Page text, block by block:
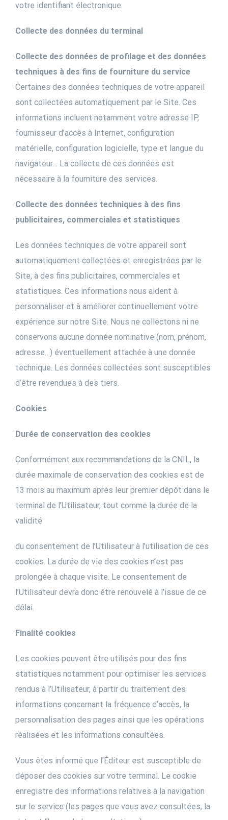
votre identifiant électronique.
Collecte des données du terminal
Collecte des données de profilage et des données
techniques à des fins de fourniture du service
Certaines des données techniques de votre appareil
sont collectées automatiquement par le Site. Ces
informations incluent notamment votre adresse IP,
fournisseur d’accès à Internet, configuration
matérielle, configuration logicielle, type et langue du
navigateur… La collecte de ces données est
nécessaire à la fourniture des services.
Collecte des données techniques à des fins
publicitaires, commerciales et statistiques
Les données techniques de votre appareil sont
automatiquement collectées et enregistrées par le
Site, à des fins publicitaires, commerciales et
statistiques. Ces informations nous aident à
personnaliser et à améliorer continuellement votre
expérience sur notre Site. Nous ne collectons ni ne
conservons aucune donnée nominative (nom, prénom,
adresse…) éventuellement attachée à une donnée
technique. Les données collectées sont susceptibles
d’être revendues à des tiers.
Cookies
Durée de conservation des cookies
Conformément aux recommandations de la CNIL, la
durée maximale de conservation des cookies est de
13 mois au maximum après leur premier dépôt dans le
terminal de l’Utilisateur, tout comme la durée de la
validité
du consentement de l’Utilisateur à l’utilisation de ces
cookies. La durée de vie des cookies n’est pas
prolongée à chaque visite. Le consentement de
l’Utilisateur devra donc être renouvelé à l’issue de ce
délai.
Finalité cookies
Les cookies peuvent être utilisés pour des fins
statistiques notamment pour optimiser les services
rendus à l’Utilisateur, à partir du traitement des
informations concernant la fréquence d’accès, la
personnalisation des pages ainsi que les opérations
réalisées et les informations consultées.
Vous êtes informé que l’Éditeur est susceptible de
déposer des cookies sur votre terminal. Le cookie
enregistre des informations relatives à la navigation
sur le service (les pages que vous avez consultées, la